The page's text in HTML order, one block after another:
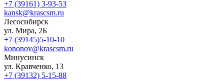
+7 (39161) 3-93-53
kansk@krascsm.ru
Лесосибирск
ул. Мира, 2Б
+7 (39145)5-10-10
kononov@krascsm.ru
Минусинск
ул. Кравченко, 13
+7 (39132) 5-15-88